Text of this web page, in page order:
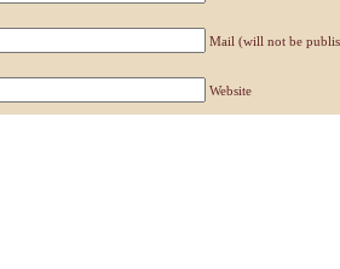
Mail (will not be
Website